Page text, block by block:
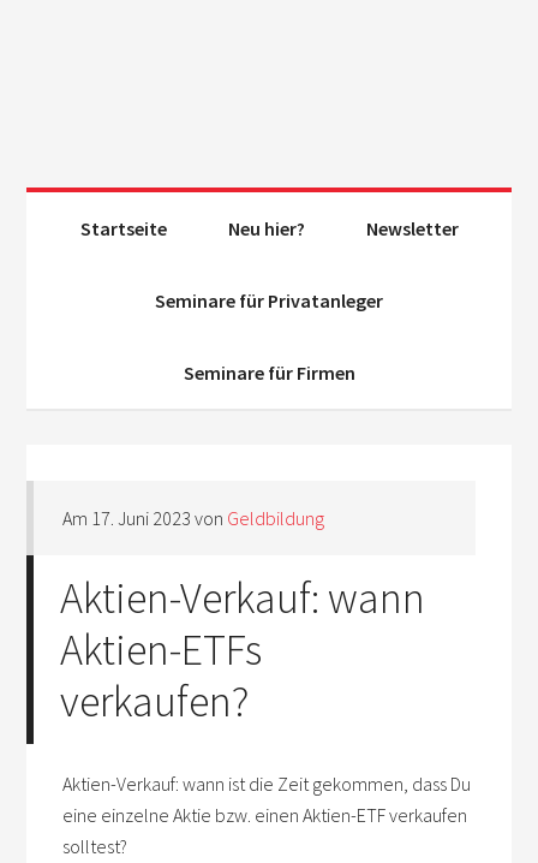
Startseite Neu hier? Newsletter
Seminare für Privatanleger
Seminare für Firmen
Am 17. Juni 2023 von Geldbildung
Aktien-Verkauf: wann
Aktien-ETFs
verkaufen?
Aktien-Verkauf: wann ist die Zeit gekommen, dass Du
eine einzelne Aktie bzw. einen Aktien-ETF verkaufen
solltest?